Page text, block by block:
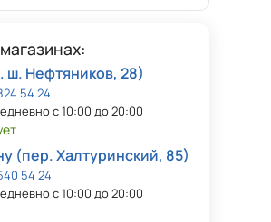
ш. Нефтяников, 28)
54 24
с 10:00 до 20:00
(пер. Халтуринский, 85)
54 24
с 10:00 до 20:00